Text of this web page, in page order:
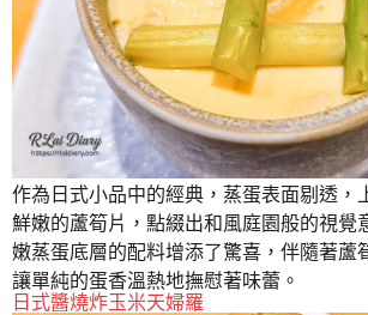
作為日式小品中的經典，蒸蛋表面剔透，
鮮嫩的蘆筍片，點綴出和風庭園般的視覺
嫩蒸蛋底層的配料增添了驚喜，伴隨著蘆
讓單純的蛋香溫熱地撫慰著味蕾。
日式醬燒炸玉米天婦羅